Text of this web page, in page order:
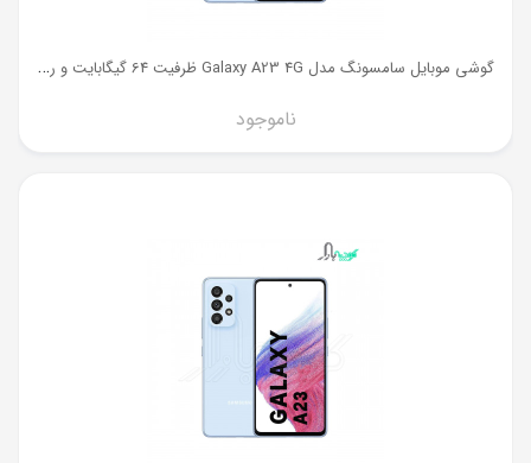
گ
وشی موبایل سامسونگ مدل Galaxy A23 4G ظرفیت 64 گیگابایت و رم 4 گیگ
ناموجود